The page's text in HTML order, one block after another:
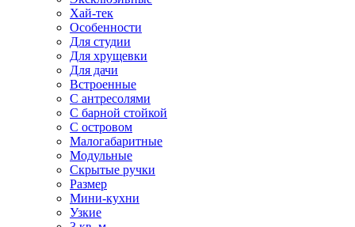
Хай-тек
Особенности
Для студии
Для хрущевки
Для дачи
Встроенные
С антресолями
С барной стойкой
С островом
Малогабаритные
Модульные
Скрытые ручки
Размер
Мини-кухни
Узкие